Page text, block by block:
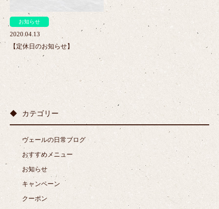
お知らせ
2020.04.13
【定休日のお知らせ】
カテゴリー
ヴェールの日常ブログ
おすすめメニュー
お知らせ
キャンペーン
クーポン